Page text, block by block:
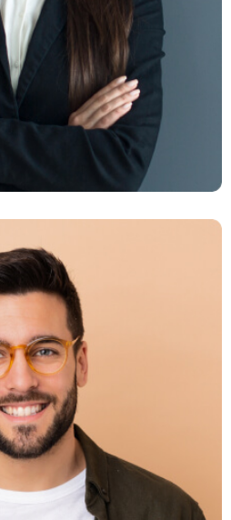
Digits